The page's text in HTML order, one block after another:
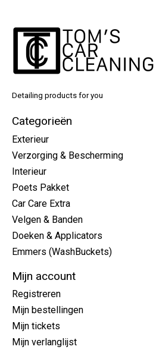
Detailing products for you
Categorieën
Exterieur
Verzorging & Bescherming
Interieur
Poets Pakket
Car Care Extra
Velgen & Banden
Doeken & Applicators
Emmers (WashBuckets)
Mijn account
Registreren
Mijn bestellingen
Mijn tickets
Mijn verlanglijst